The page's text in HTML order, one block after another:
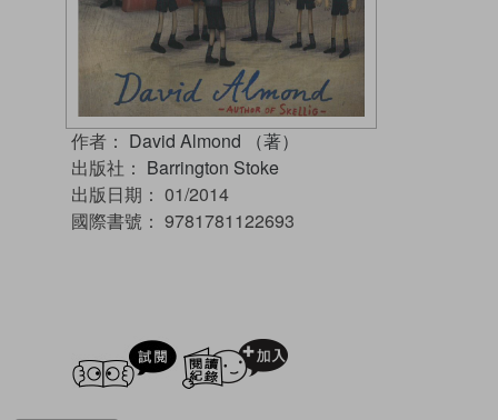
作者： David Almond （著）
出版社： Barrington Stoke
出版日期： 01/2014
國際書號： 9781781122693
試閲